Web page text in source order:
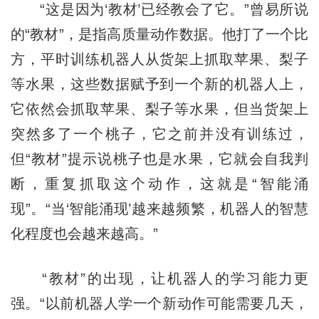
“这是因为‘教材’已经教会了它。”曾易所说
的“教材”，是指高质量动作数据。他打了一个比
方，平时训练机器人从货架上抓取苹果、梨子
等水果，这些数据赋予到一个新的机器人上，
它依然会抓取苹果、梨子等水果，但当货架上
突然多了一个桃子，它之前并没有训练过，
但“教材”提示说桃子也是水果，它就会自我判
断，重复抓取这个动作，这就是“智能涌
现”。“当‘智能涌现’越来越频繁，机器人的智慧
化程度也会越来越高。”
“教材”的出现，让机器人的学习能力更
强。“以前机器人学一个新动作可能需要几天，